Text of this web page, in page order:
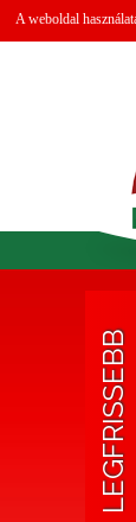
A weboldal
LEGFRISSEBB